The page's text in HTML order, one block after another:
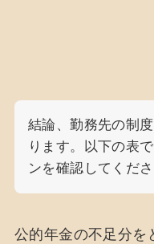
結論、勤務先の制
ります。以下の表
ンを確認してくださ
公的年金の不足分を